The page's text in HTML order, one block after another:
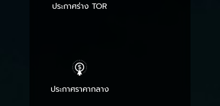
ประกาศร่าง TOR
ประกาศราคากลาง